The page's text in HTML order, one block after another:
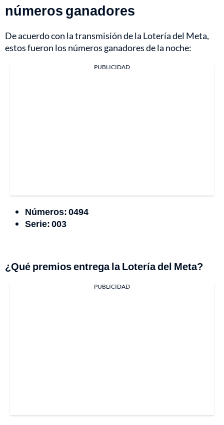
números ganadores
De acuerdo con la transmisión de la Lotería del Meta,
estos fueron los números ganadores de la noche:
PUBLICIDAD
Números: 0494
Serie: 003
¿Qué premios entrega la Lotería del Meta?
PUBLICIDAD